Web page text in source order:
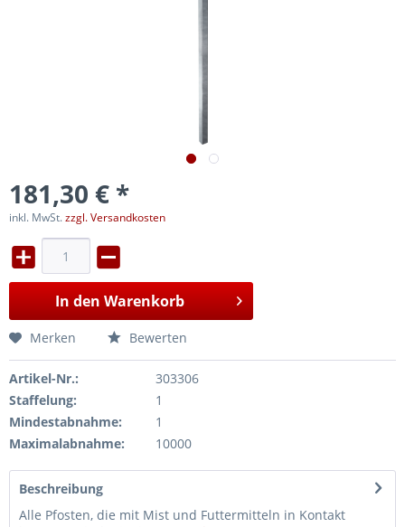
181,30 € *
inkl. MwSt.zzgl. Versandkosten
In den Warenkorb
Merken Bewerten
Artikel-Nr.:
303306
Staffelung:
1
Mindestabnahme:
1
Maximalabnahme:
10000
Beschreibung
Alle Pfosten, die mit Mist und Futtermitteln in Kontakt